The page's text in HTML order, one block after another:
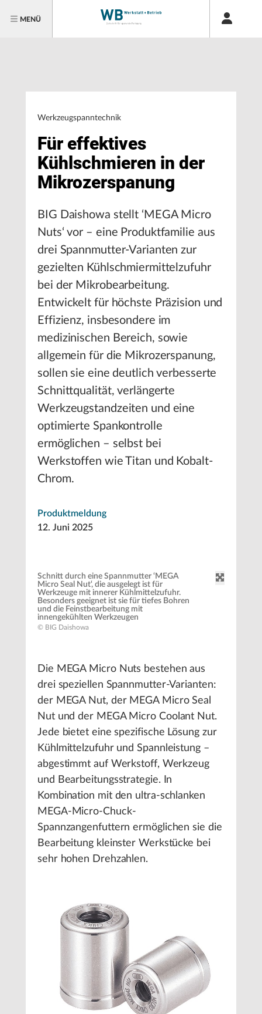
MENÜ
Werkzeugspanntechnik
Für effektives
Kühlschmieren in der
Mikrozerspanung
BIG Daishowa stellt ‘MEGA Micro
Nuts‘ vor – eine Produktfamilie aus
drei Spannmutter-Varianten zur
gezielten Kühlschmiermittelzufuhr
bei der Mikrobearbeitung.
Entwickelt für höchste Präzision und
Effizienz, insbesondere im
medizinischen Bereich, sowie
allgemein für die Mikrozerspanung,
sollen sie eine deutlich verbesserte
Schnittqualität, verlängerte
Werkzeugstandzeiten und eine
optimierte Spankontrolle
ermöglichen – selbst bei
Werkstoffen wie Titan und Kobalt-
Chrom.
Produktmeldung
12. Juni 2025
Schnitt durch eine Spannmutter ‘MEGA
Micro Seal Nut‘, die ausgelegt ist für
Werkzeuge mit innerer Kühlmittelzufuhr.
Besonders geeignet ist sie für tiefes Bohren
und die Feinstbearbeitung mit
innengekühlten Werkzeugen
© BIG Daishowa
Die MEGA Micro Nuts bestehen aus
drei speziellen Spannmutter-Varianten:
der MEGA Nut, der MEGA Micro Seal
Nut und der MEGA Micro Coolant Nut.
Jede bietet eine spezifische Lösung zur
Kühlmittelzufuhr und Spannleistung –
abgestimmt auf Werkstoff, Werkzeug
und Bearbeitungsstrategie. In
Kombination mit den ultra-schlanken
MEGA-Micro-Chuck-
Spannzangenfuttern ermöglichen sie die
Bearbeitung kleinster Werkstücke bei
sehr hohen Drehzahlen.